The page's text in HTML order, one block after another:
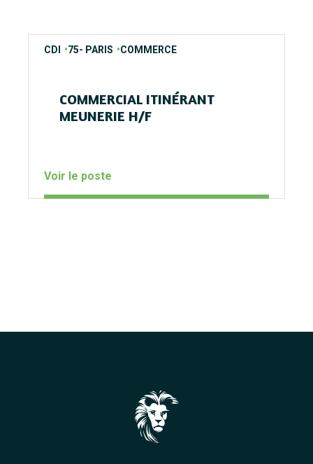
contrats
CDI
regions75- PARIS
secteurs COMMERCE
COMMERCIAL ITINÉRANT
MEUNERIE H/F
Voir le poste